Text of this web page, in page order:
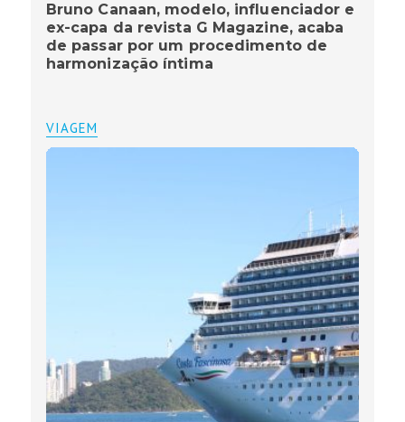
Bruno Canaan, modelo, influenciador e
ex-capa da revista G Magazine, acaba
de passar por um procedimento de
harmonização íntima
VIAGEM